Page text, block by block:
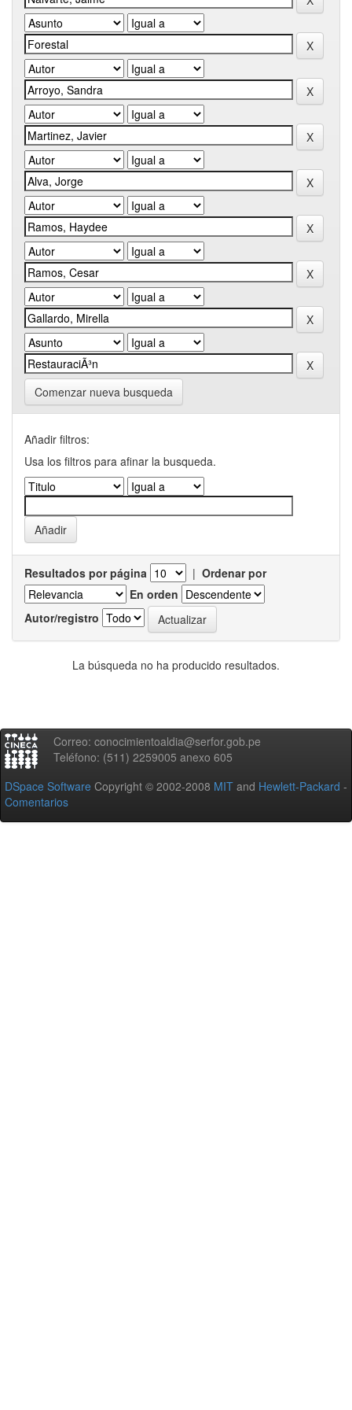
Comenzar nueva busqueda
Añadir filtros:
Usa los filtros para afinar la busqueda.
Resultados por página | Ordenar por
En orden
Autor/registro
La búsqueda no ha producido resultados.
Correo: conocimientoaldia@serfor.gob.pe
Teléfono: (511) 2259005 anexo 605
DSpace Software Copyright © 2002-2008 MIT and Hewlett-Packard -
Comentarios